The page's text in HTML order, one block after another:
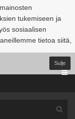
tukemiseen ja
sosiaalisen
tietoa siitä,
Sulje